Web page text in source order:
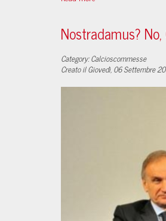
Nostradamus?
Category: Calcioscommesse
Creato il Giovedì, 06 Settembre